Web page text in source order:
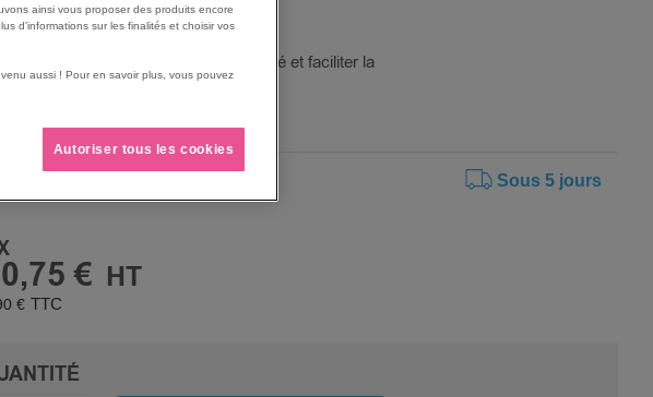
transparente anti-reflets.
idéal pour améliorer le contrôle qualité et faciliter la
de stock.
Sous 5 jours
€
€
ainsi vous proposer des produits encore
d'informations sur les finalités et choisir vos
aussi ! Pour en savoir plus, vous pouvez
Autoriser tous les cookies